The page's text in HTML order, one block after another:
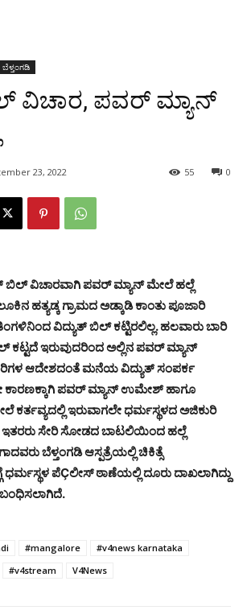
ಬೆಳ್ತಂಗಡಿ
ವಿಚಾರ, ಪವರ್ ಮ್ಯಾನ್
23, 2022 0
55
ಬಿಲ್ ವಿಚಾರವಾಗಿ ಪವರ್ ಮ್ಯಾನ್ ಮೇಲೆ ಹಲ್ಲೆ
ಹತ್ಯಡ್ಕ ಗ್ರಾಮದ ಅಡ್ಕಾಡಿ ಕಾಂತು ಪೂಜಾರಿ
ವಿದ್ಯುತ್ ಬಿಲ್ ಕಟ್ಟಿರಲಿಲ್ಲ. ಹಲವಾರು ಬಾರಿ
ಇರುವುದರಿಂದ ಅಲ್ಲಿನ ಪವರ್ ಮ್ಯಾನ್
ಆದೇಶದಂತೆ ಮನೆಯ ವಿದ್ಯುತ್ ಸಂಪರ್ಕ
ಕಾರಣಕ್ಕಾಗಿ ಪವರ್ ಮ್ಯಾನ್ ಉಮೇಶ್ ಹಾಗೂ
ಕರ್ತವ್ಯದಲ್ಲಿ ಇರುವಾಗಲೇ ಧರ್ಮಸ್ಥಳದ ಅಜಿಕುರಿ
ಸೇರಿ ಸೋಡದ ಬಾಟಲಿಯಿಂದ ಹಲ್ಲೆ
ಬೆಳ್ತಂಗಡಿ ಆಸ್ಪತ್ರೆಯಲ್ಲಿ ಚಿಕಿತ್ಸೆ
ಧರ್ಮಸ್ಥಳ ಪೆÇಲೀಸ್ ಠಾಣೆಯಲ್ಲಿ ದೂರು ದಾಖಲಾಗಿದ್ದು
#mangalore
#v4news karnataka
#v4stream V4News